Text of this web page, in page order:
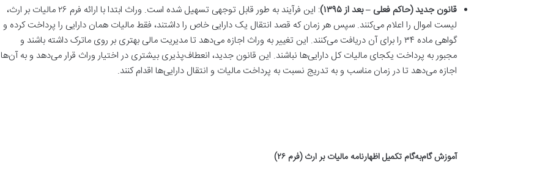
قانون جدید (حاکم فعلی – بعد از ۱۳۹۵)
: این فرآیند به طور قابل توجهی تسهیل شده است. وراث ابتدا با ارائه فرم ۲۶ مالیات بر ارث،
لیست اموال را اعلام می‌کنند. سپس هر زمان که قصد انتقال یک دارایی خاص را داشتند، فقط مالیات همان دارایی را پرداخت کرده و
گواهی ماده ۳۴ را برای آن دریافت می‌کنند. این تغییر به وراث اجازه می‌دهد تا مدیریت مالی بهتری بر روی ماترک داشته باشند و
مجبور به پرداخت یکجای مالیات کل دارایی‌ها نباشند. این قانون جدید، انعطاف‌پذیری بیشتری در اختیار وراث قرار می‌دهد و به آن‌ها
اجازه می‌دهد تا در زمان مناسب و به تدریج نسبت به پرداخت مالیات و انتقال دارایی‌ها اقدام کنند.
آموزش گام‌به‌گام تکمیل اظهارنامه مالیات بر ارث (فرم ۲۶)